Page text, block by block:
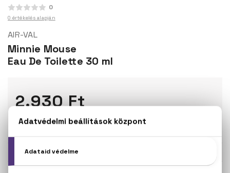
0
0 értékelés alapján
AIR-VAL
Minnie Mouse
Eau De Toilette 30 ml
2.930 Ft
KOSÁRBA TESZEM
Törzsvásárlóknak csak: